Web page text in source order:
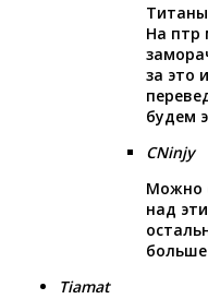
На птр
за это
будем
CNinjy
Можно
над
Tiamat